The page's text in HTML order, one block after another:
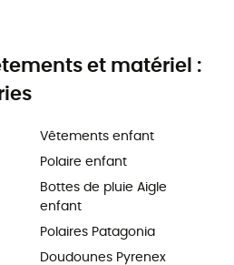
et matériel :
Vêtements enfant
Polaire enfant
Bottes de pluie Aigle
enfant
Polaires Patagonia
Doudounes Pyrenex